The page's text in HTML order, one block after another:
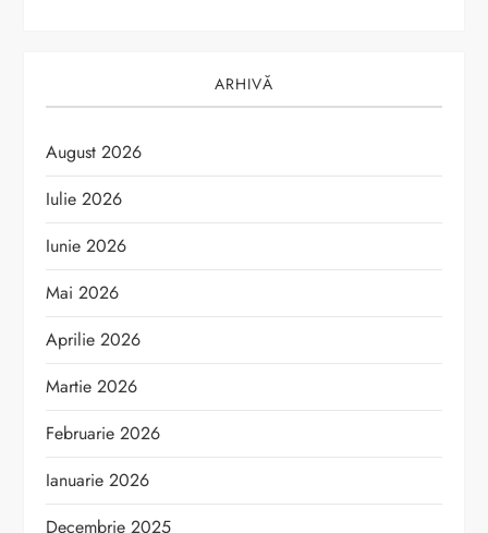
ARHIVĂ
August 2026
Iulie 2026
Iunie 2026
Mai 2026
Aprilie 2026
Martie 2026
Februarie 2026
Ianuarie 2026
Decembrie 2025